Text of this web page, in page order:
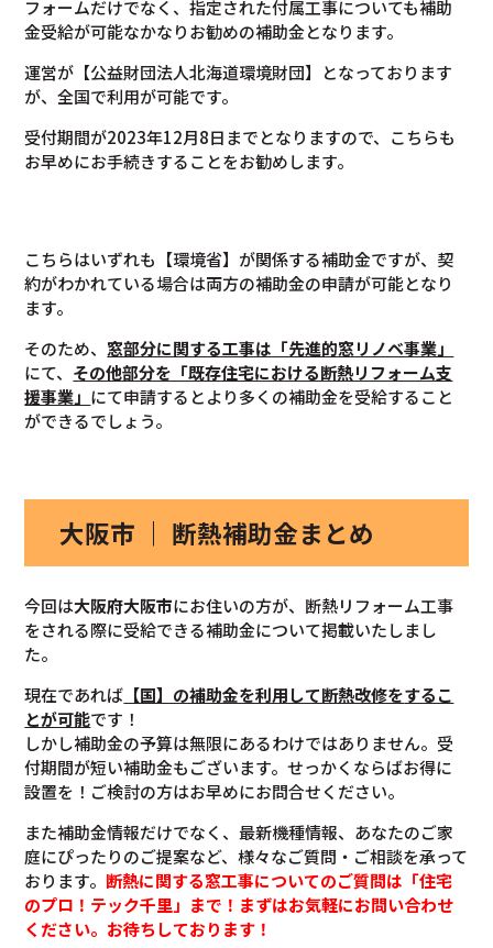
フォームだけでなく、指定された付属工事についても補助
金受給が可能なかなりお勧めの補助金となります。
運営が【公益財団法人北海道環境財団】となっております
が、全国で利用が可能です。
受付期間が2023年12月8日までとなりますので、こちらも
お早めにお手続きすることをお勧めします。
こちらはいずれも【環境省】が関係する補助金ですが、契
約がわかれている場合は両方の補助金の申請が可能となり
ます。
そのため、 窓部分に関する工事は「先進的窓リノベ事業」
にて、 その他部分を「既存住宅における断熱リフォーム支
援事業」 にて申請するとより多くの補助金を受給すること
ができるでしょう。
大阪市 ｜ 断熱補助金まとめ
今回は大阪府大阪市にお住いの方が、断熱リフォーム工事
をされる際に受給できる補助金について掲載いたしまし
た。
現在であれば 【国】の補助金を利用して断熱改修をするこ
とが可能です！
しかし補助金の予算は無限にあるわけではありません。受
付期間が短い補助金もございます。せっかくならばお得に
設置を！ご検討の方はお早めにお問合せください。
また補助金情報だけでなく、最新機種情報、あなたのご家
庭にぴったりのご提案など、様々なご質問・ご相談を承って
おります。 断熱に関する窓工事についてのご質問は「住宅
のプロ！テック千里」まで！まずはお気軽にお問い合わせ
ください。お待ちしております！